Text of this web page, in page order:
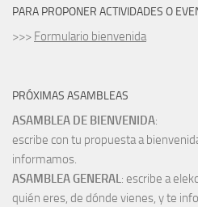
PARA PROPONER ACTIVIDADES O
>>> Formulario bienvenida
PRÓXIMAS ASAMBLEAS
ASAMBLEA DE BIENVENIDA:
escribe con tu propuesta a
informamos.
ASAMBLEA GENERAL: escribe a
quién eres, de dónde vienes, y te